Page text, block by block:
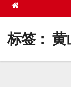
标签： 黄